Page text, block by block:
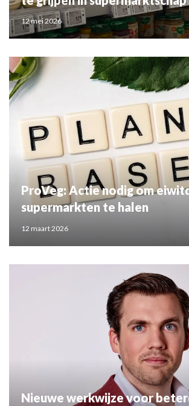
12 mei 2026
ProVeg: Actie nodig om
supermarkten te halen
12 maart 2026
Nieuwe werkwijze voor